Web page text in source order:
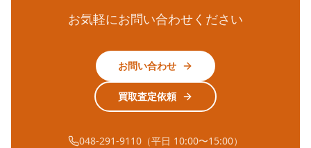
お気軽にお問い合わせください
お問い合わせ
買取査定依頼
048-291-9110（平日 10:00〜15:00）